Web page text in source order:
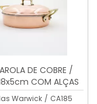
DE COBRE /
COM ALÇAS
MACIÇO, 1,27 Lts
Warwick / CA185